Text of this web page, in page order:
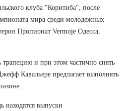
клуба "Коритиба", после
мира среди молодежных
Пропионат Vermoje Одесса,
трапецию и при этом частично снять
Кавальере предлагает выполнять
находятся выпуски